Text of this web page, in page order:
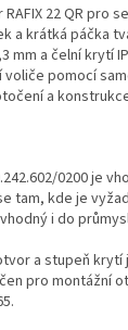
22 QR
a krátká páčka
mm a čelní krytí
pomocí
a
0200 je
tam, kde je
i do
a stupeň krytí
pro montážní